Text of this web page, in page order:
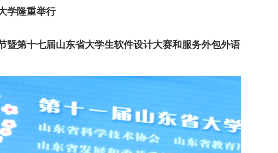
学隆重举行
暨第十七届山东省大学生软件设计大赛和服务外包外语